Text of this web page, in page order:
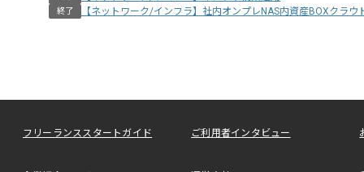
終了 【ネットワーク/インフラ】社内オンプレNAS内資産BOXクラウ
フリーランススタートガイド ご利用者インタビュー